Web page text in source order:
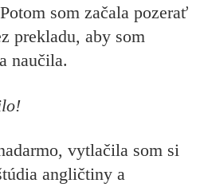
som začala pozerať
prekladu, aby som
naučila.
vytlačila som si
angličtiny a